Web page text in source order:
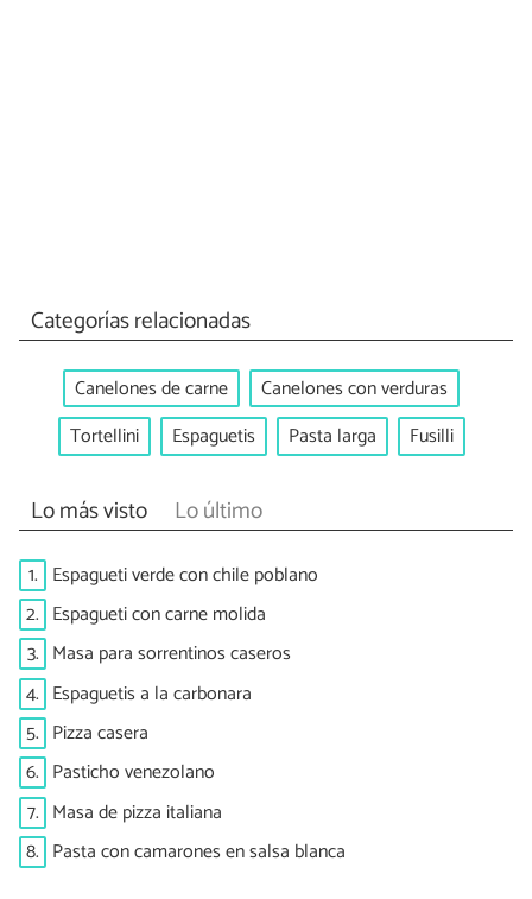
Categorías relacionadas
Canelones de carne
Canelones con verduras
Tortellini
Espaguetis Pasta larga Fusilli
Lo más visto Lo último
1. Espagueti verde con chile poblano
2. Espagueti con carne molida
3. Masa para sorrentinos caseros
4. Espaguetis a la carbonara
5. Pizza casera
6. Pasticho venezolano
7. Masa de pizza italiana
8. Pasta con camarones en salsa blanca